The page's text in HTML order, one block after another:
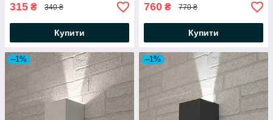
315 ₴ 340 ₴
Купити
760 ₴ 770 ₴
Купити
–1% –1%